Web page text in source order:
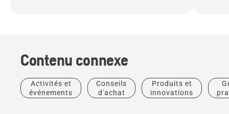
Contenu connexe
Activités et
événements
Conseils
d'achat
Produits et
innovations
Produits
et
innovations